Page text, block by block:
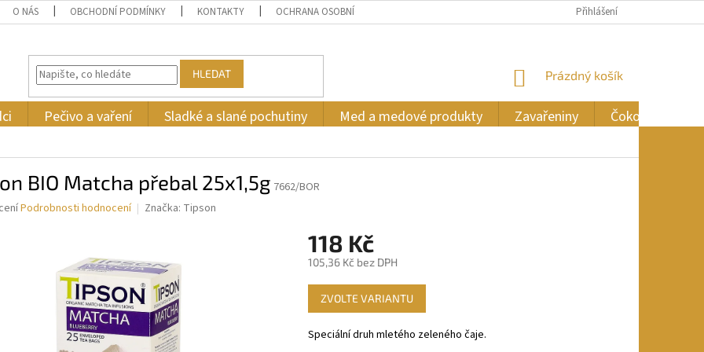
O NÁS OBCHODNÍ PODMÍNKY KONTAKTY OCHRANA OSOBNÍCH ÚDAJŮ Přihlášení
HLEDAT
NÁKUPNÍ
Prázdný košík
Pečivo a vaření Sladké a slané pochutiny Med a medové produkty Zavařeniny Čokoláda
BIO Matcha přebal 25x1,5g 7662/BOR
Podrobnosti hodnocení Značka: Tipson
118 Kč
105,36 Kč bez DPH
Měrná
cena:
ZVOLTE VARIANTU
Speciální druh mletého zeleného čaje.